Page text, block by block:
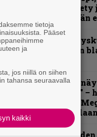
Label
avauspäivän
Espoon
kotimaisen
”Mitalini
plektralta” –
jamittelee
palkinnollaan
tietoja
Pääset
ja
jos niillä on siihen
tahansa seuraavalla
kaikki